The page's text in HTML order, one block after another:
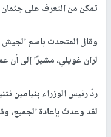
تمكن من التعرف على جثمان
وقال المتحدث باسم الجيش
لران غويلي، مشيرًا إلى أن
ردّ رئيس الوزراء بنيامين
لقد وعدتُ بإعادة الجميع،